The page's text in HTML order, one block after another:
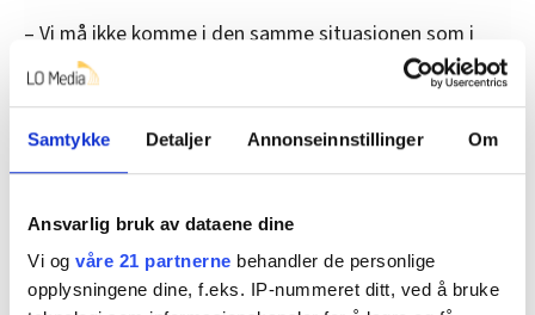
Samtykke Detaljer Annonseinnstillinger Om
Ansvarlig bruk av dataene dine
Vi og våre 21 partnerne behandler de personlige
opplysningene dine, f.eks. IP-nummeret ditt, ved å bruke
– Vi må ikke komme i den samme situasjonen som i
Sverige. Derfor er dette kommunevalget så viktig; det
er så mye som står på spill. Vi må lære av de
erfaringene man har gjort i Sverige når det gjelder
privatisering og konkurranseutsetting, understreker
Og Karl-Petter Thorwaldsson er like klar i sitt budskap
til norske velgere.